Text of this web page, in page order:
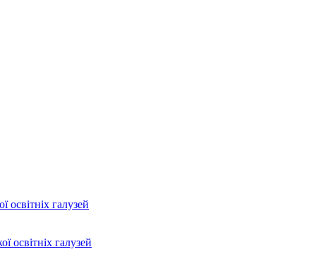
освітніх галузей
освітніх галузей